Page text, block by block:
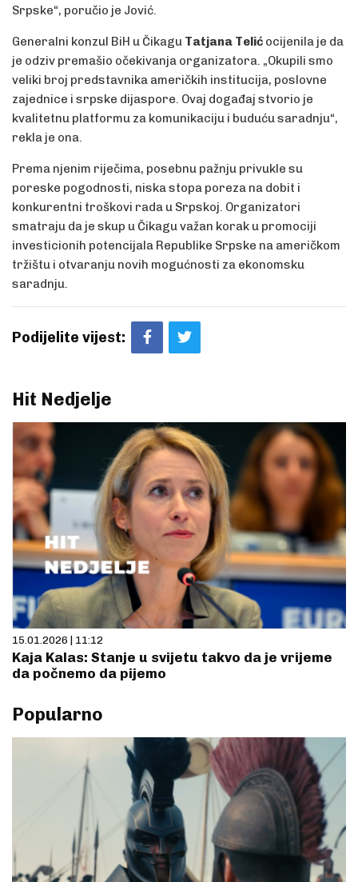
Srpske“, poručio je Jović.
Generalni konzul BiH u Čikagu Tatjana Telić ocijenila je da
je odziv premašio očekivanja organizatora. „Okupili smo
veliki broj predstavnika američkih institucija, poslovne
zajednice i srpske dijaspore. Ovaj događaj stvorio je
kvalitetnu platformu za komunikaciju i buduću saradnju“,
rekla je ona.
Prema njenim riječima, posebnu pažnju privukle su
poreske pogodnosti, niska stopa poreza na dobit i
konkurentni troškovi rada u Srpskoj. Organizatori
smatraju da je skup u Čikagu važan korak u promociji
investicionih potencijala Republike Srpske na američkom
tržištu i otvaranju novih mogućnosti za ekonomsku
saradnju.
Podijelite vijest:
Hit Nedjelje
15.01.2026 | 11:12
Kaja Kalas: Stanje u svijetu takvo da je vrijeme
da počnemo da pijemo
Popularno